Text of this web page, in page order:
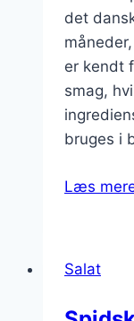
det
er kendt
smag,
bruges i
Læs
Salat